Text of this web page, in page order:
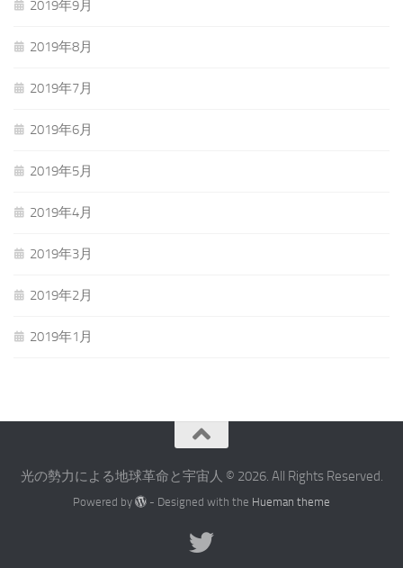
2019年9月
2019年8月
2019年7月
2019年6月
2019年5月
2019年4月
2019年3月
2019年2月
2019年1月
光の勢力による地球革命と宇宙人 © 2026. All Rights Reserved.
Powered by - Designed with the Hueman theme